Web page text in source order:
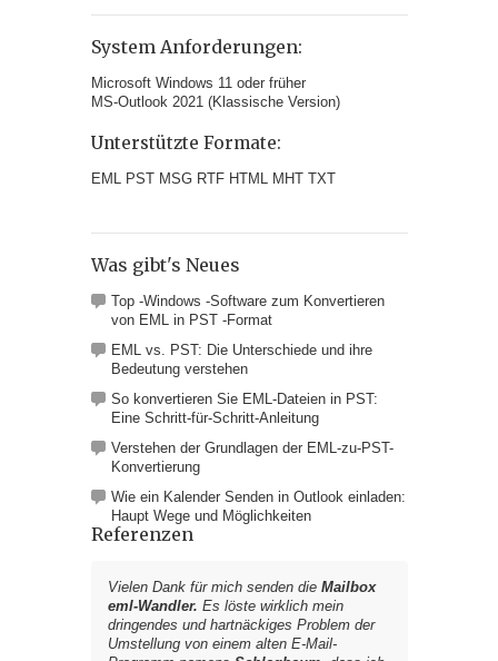
System Anforderungen:
Microsoft Windows 11 oder früher
MS-Outlook 2021 (Klassische Version)
Unterstützte Formate:
EML PST MSG RTF HTML MHT TXT
Was gibt's Neues
Top -Windows -Software zum Konvertieren
von EML in PST -Format
EML vs. PST: Die Unterschiede und ihre
Bedeutung verstehen
So konvertieren Sie EML-Dateien in PST:
Eine Schritt-für-Schritt-Anleitung
Verstehen der Grundlagen der EML-zu-PST-
Konvertierung
Wie ein Kalender Senden in Outlook einladen:
Haupt Wege und Möglichkeiten
Referenzen
Vielen Dank für mich senden die Mailbox
eml-Wandler. Es löste wirklich mein
dringendes und hartnäckiges Problem der
Umstellung von einem alten E-Mail-